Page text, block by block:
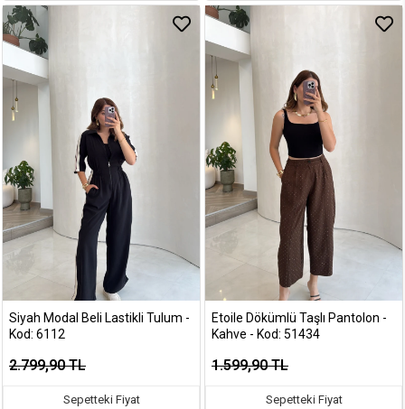
Siyah Modal Beli Lastikli Tulum -
Kod: 6112
2.799,90 TL
Sepetteki Fiyat
Etoile Dökümlü Taşlı Pantolon -
Kahve - Kod: 51434
1.599,90 TL
Sepetteki Fiyat